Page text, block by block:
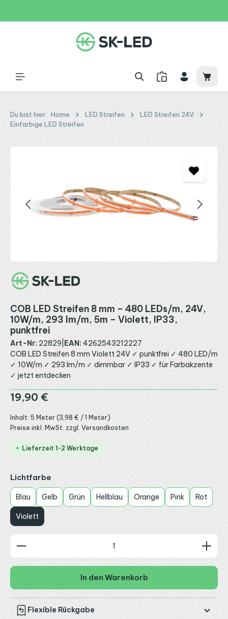
Du bist hier: Home LED Streifen
LED Streifen 24V
Einfarbige LED Streifen
COB LED Streifen 8 mm – 480 LEDs/m, 24V,
10W/m, 293 lm/m, 5m – Violett, IP33,
punktfrei
Art-Nr: 22829 EAN: 4262543212227
COB LED Streifen 8 mm Violett 24V ✓ punktfrei ✓ 480 LED/m
✓ 10W/m ✓ 293 lm/m ✓ dimmbar ✓ IP33 ✓ für Farbakzente
✓ jetzt entdecken
Regulärer Preis:
19,90 €
Inhalt: 5 Meter (3,98 € / 1 Meter)
Preise inkl. MwSt. zzgl. Versandkosten
Lieferzeit 1-2 Werktage
Lichtfarbe
Blau Gelb Grün Hellblau Orange Pink Rot
Violett
Produkt Anzahl: Gib den gewünschten Wert ein
In den Warenkorb
Flexible Rückgabe